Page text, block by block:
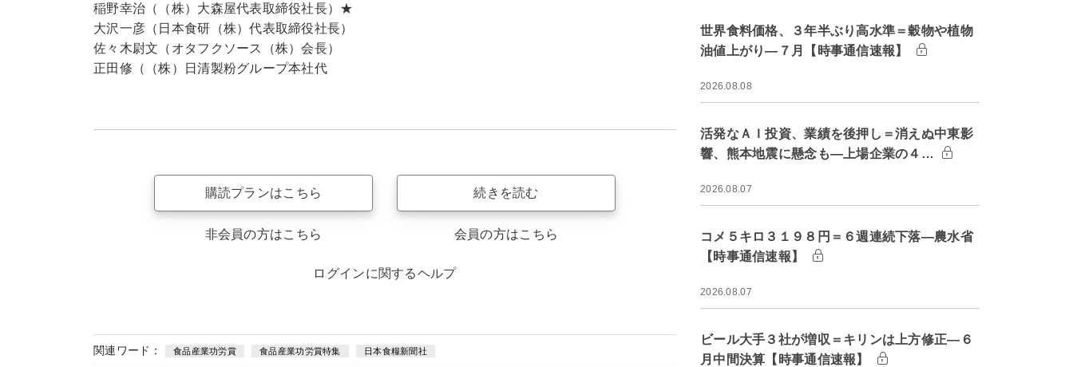
稲野幸治（（株）大森屋代表取締役社長）★
大沢一彦（日本食研（株）代表取締役社長）
佐々木尉文（オタフクソース（株）会長）
正田修（（株）日清製粉グループ本社代
購読プランはこちら
非会員の方はこちら
続きを読む
会員の方はこちら
ログインに関するヘルプ
関連ワード： 食品産業功労賞 食品産業功労賞特集 日本食糧新聞社
世界食料価格、３年半ぶり高水準＝穀物や植物
油値上がり―７月【時事通信速報】
2026.08.08
活発なＡＩ投資、業績を後押し＝消えぬ中東影
響、熊本地震に懸念も―上場企業の４…
2026.08.07
コメ５キロ３１９８円＝６週連続下落―農水省
【時事通信速報】
2026.08.07
ビール大手３社が増収＝キリンは上方修正―６
月中間決算【時事通信速報】